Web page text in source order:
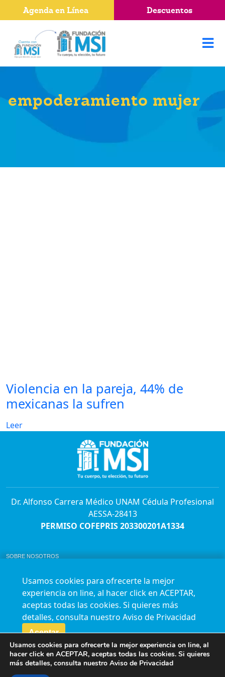
empoderamiento mujer
Violencia en la pareja, 44% de
mexicanas la sufren
Leer
Dr. Alfonso Carrera Médico UNAM Cédula Profesional
AESSA-28413
PERMISO COFEPRIS 203300201A1334
SOBRE NOSOTROS
AVISO DE PRIVACIDAD
Horario de atención para citas e informes:
Lunes a sábado de 7:00am a 9:00pm
Agenda en línea
24/7 aquí
Síguenos en nuestras redes
Agenda en Línea Descuentos
Usamos cookies para ofrecerte la mejor
experiencia on line, al hacer click en ACEPTAR,
aceptas todas las cookies. Si quieres más
detalles, consulta nuestro Aviso de Privacidad
Aceptar
Usamos cookies para ofrecerte la mejor experiencia on line, al
hacer click en ACEPTAR, aceptas todas las cookies. Si quieres
más detalles, consulta nuestro Aviso de Privacidad